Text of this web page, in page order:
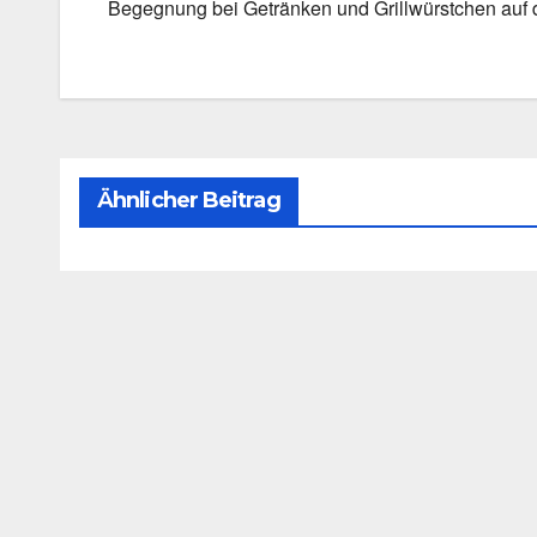
Begeg­nung bei Geträn­ken und Grill­würst­chen auf
Ähnlicher Beitrag